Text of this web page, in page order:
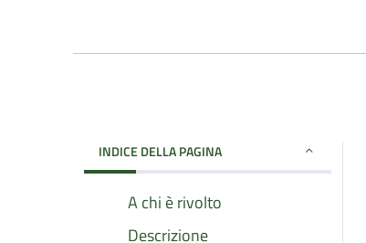
INDICE DELLA PAGINA
A chi è rivolto
Descrizione